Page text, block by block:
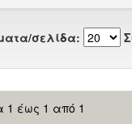
σελίδα:
1 έως 1 από 1